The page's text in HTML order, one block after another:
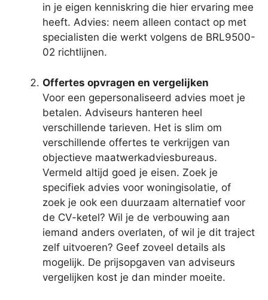
in je eigen kenniskring die hier ervaring mee
heeft. Advies: neem alleen contact op met
specialisten die werkt volgens de BRL9500-
02 richtlijnen.
Offertes opvragen en vergelijken
Voor een gepersonaliseerd advies moet je
betalen. Adviseurs hanteren heel
verschillende tarieven. Het is slim om
verschillende offertes te verkrijgen van
objectieve maatwerkadviesbureaus.
Vermeld altijd goed je eisen. Zoek je
specifiek advies voor woningisolatie, of
zoek je ook een duurzaam alternatief voor
de CV-ketel? Wil je de verbouwing aan
iemand anders overlaten, of wil je dit traject
zelf uitvoeren? Geef zoveel details als
mogelijk. De prijsopgaven van adviseurs
vergelijken kost je dan minder moeite.